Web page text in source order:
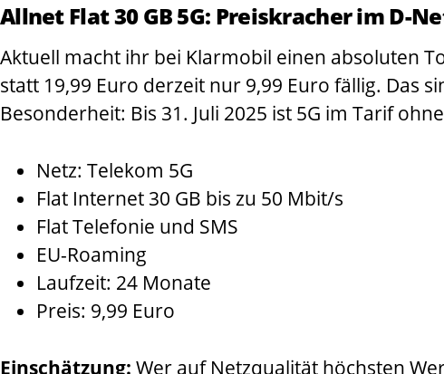
Allnet Flat 30 GB 5G: Preiskracher im D-
Aktuell macht ihr bei Klarmobil einen absoluten
statt 19,99 Euro derzeit nur 9,99 Euro fällig. Das
Besonderheit: Bis 31. Juli 2025 ist 5G im Tarif
Netz: Telekom 5G
Flat Internet 30 GB bis zu 50 Mbit/s
Flat Telefonie und SMS
EU-Roaming
Laufzeit: 24 Monate
Preis: 9,99 Euro
Einschätzung: Wer auf Netzqualität höchsten